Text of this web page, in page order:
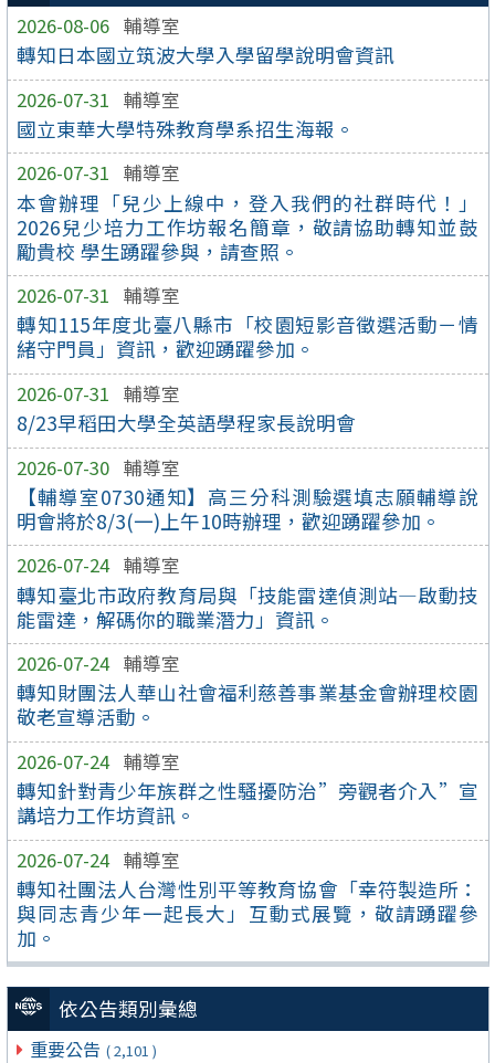
2026-08-06 輔導室
轉知日本國立筑波大學入學留學說明會資訊
2026-07-31 輔導室
國立東華大學特殊教育學系招生海報。
2026-07-31 輔導室
本會辦理「兒少上線中，登入我們的社群時代！」
2026兒少培力工作坊報名簡章，敬請協助轉知並鼓
勵貴校 學生踴躍參與，請查照。
2026-07-31 輔導室
轉知115年度北臺八縣市「校園短影音徵選活動－情
緒守門員」資訊，歡迎踴躍參加。
2026-07-31 輔導室
8/23早稻田大學全英語學程家長說明會
2026-07-30 輔導室
【輔導室0730通知】高三分科測驗選填志願輔導說
明會將於8/3(一)上午10時辦理，歡迎踴躍參加。
2026-07-24 輔導室
轉知臺北市政府教育局與「技能雷達偵測站—啟動技
能雷達，解碼你的職業潛力」資訊。
2026-07-24 輔導室
轉知財團法人華山社會福利慈善事業基金會辦理校園
敬老宣導活動。
2026-07-24 輔導室
轉知針對青少年族群之性騷擾防治”旁觀者介入”宣
講培力工作坊資訊。
2026-07-24 輔導室
轉知社團法人台灣性別平等教育協會「幸符製造所：
與同志青少年一起長大」互動式展覽，敬請踴躍參
加。
依公告類別彙總
重要公告 ( 2,101 )